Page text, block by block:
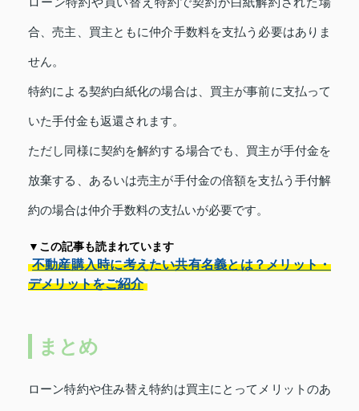
合、売主、買主ともに仲介手数料を支払う必要はありま
せん。
特約による契約白紙化の場合は、買主が事前に支払って
いた手付金も返還されます。
ただし同様に契約を解約する場合でも、買主が手付金を
放棄する、あるいは売主が手付金の倍額を支払う手付解
約の場合は仲介手数料の支払いが必要です。
▼この記事も読まれています
不動産購入時に考えたい共有名義とは？メリット・
デメリットをご紹介
まとめ
ローン特約や住み替え特約は買主にとってメリットのあ